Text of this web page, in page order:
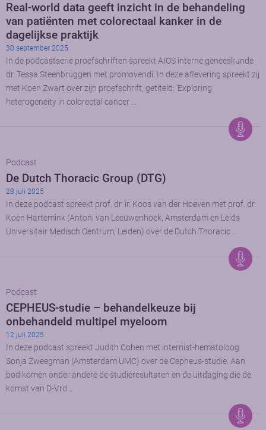
Real-world data geeft inzicht in de behandeling
van patiënten met colorectaal kanker in de
dagelijkse praktijk
30 september 2025
In de podcastserie proefschriften spreekt AIOS interne geneeskunde
dr. Tessa Steenbruggen met promovendi. In deze aflevering spreekt zij
met Koen Zwart over zijn proefschrift, getiteld: ‘Exploring
heterogeneity in colorectal cancer …
Podcast
De Dutch Thoracic Group (DTG)
28 juli 2025
In deze podcast spreekt prof. dr. ir. Koos van der Hoeven met prof. dr.
Koen Hartemink (Antoni van Leeuwenhoek, Amsterdam en Leids
Universitair Medisch Centrum, Leiden) over de Dutch Thoracic …
Podcast
CEPHEUS-studie – behandelkeuze bij
onbehandeld multipel myeloom
12 juli 2025
In deze podcast spreekt Judith Cohen met internist-hematoloog
Sonja Zweegman (Amsterdam UMC) over de Cepheus-studie. Aan
bod komen onder andere de studieresultaten en de uitdaging die de
komst van D-Vrd …